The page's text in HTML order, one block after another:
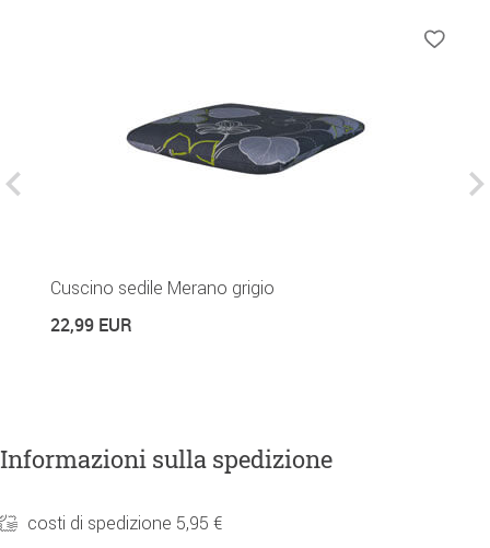
Cuscino sedile Merano grigio
22,99 EUR
Informazioni sulla spedizione
costi di spedizione 5,95 €